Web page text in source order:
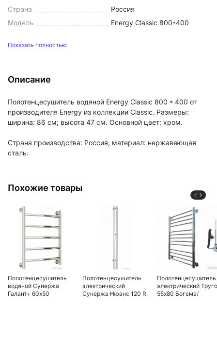
Страна
Россия
Модель
Energy Classic 800*400
Показать полностью
Описание
Полотенцесушитель водяной Energy Classic 800 * 400 от
производителя Energy из коллекции Classic. Размеры:
ширина: 86 см; высота 47 см. Основной цвет: хром.
Страна производства: Россия, материал: нержавеющая
сталь.
Похожие товары
Полотенцесушитель
водяной Сунержа
Галант+ 60х50
Полотенцесушитель
электрический
Сунержа Нюанс 120 R,
Полотенцесушитель
электрический
55х80 Богема/